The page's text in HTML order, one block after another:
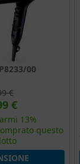
00
€
€
13%
questo